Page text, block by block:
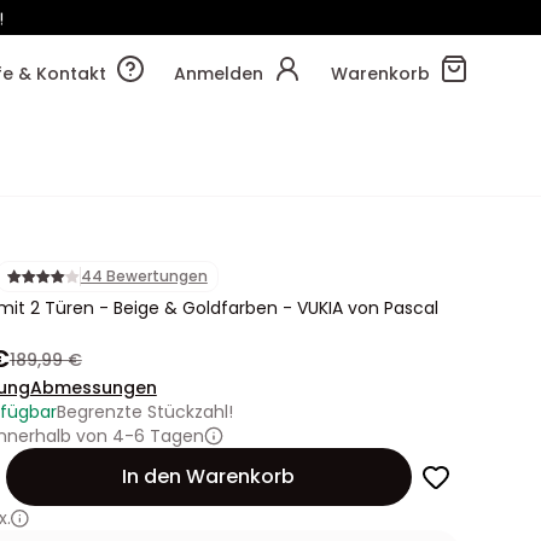
& Kontakt
Anmelden Warenkorb
44 Bewertungen
2 Türen - Beige & Goldfarben - VUKIA von Pascal
189,99 €
Abmessungen
Begrenzte Stückzahl!
von 4-6 Tagen
In den Warenkorb